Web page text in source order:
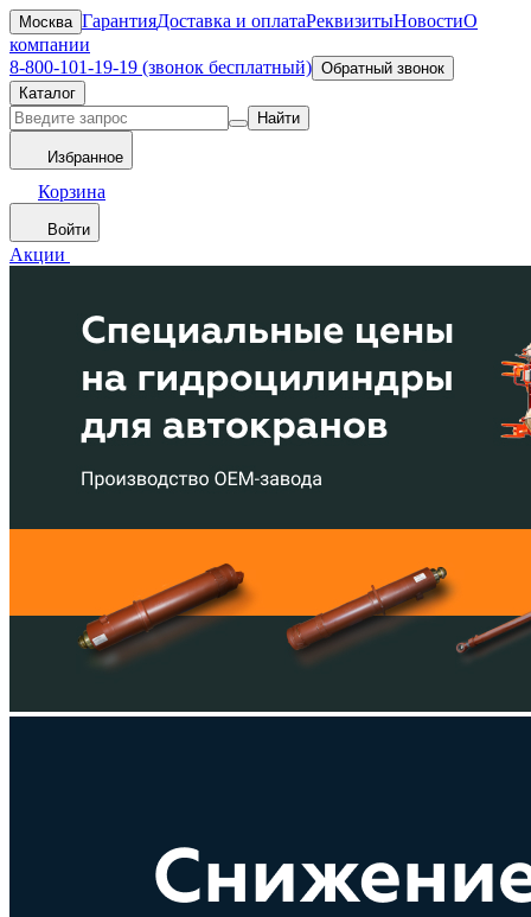
Москва ГарантияДоставка и оплатаРеквизитыНовостиО
компании
8-800-101-19-19 (звонок бесплатный) Обратный звонок
Каталог
Найти
Избранное
Корзина
Войти
Акции